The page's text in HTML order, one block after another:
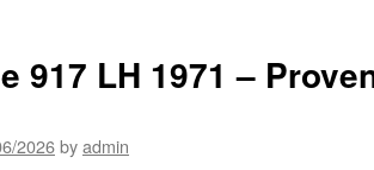
917 LH 1971 –
2026byadmin